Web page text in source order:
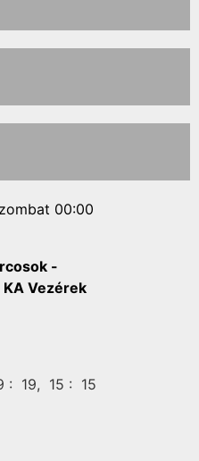
00:00
-
KA Vezérek
: 19, 15 : 15